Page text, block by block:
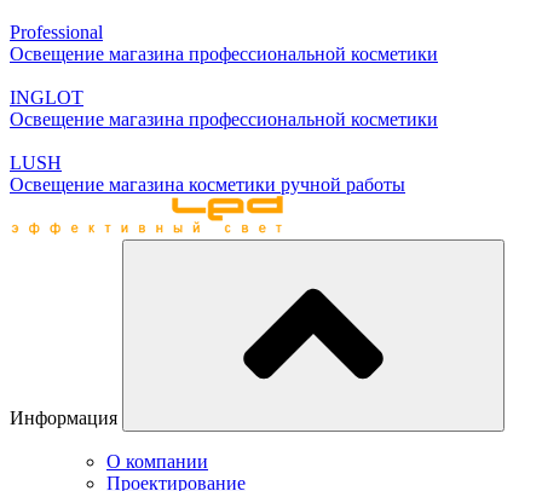
Professional
Освещение магазина профессиональной косметики
INGLOT
Освещение магазина профессиональной косметики
LUSH
Освещение магазина косметики ручной работы
Информация
О компании
Проектирование